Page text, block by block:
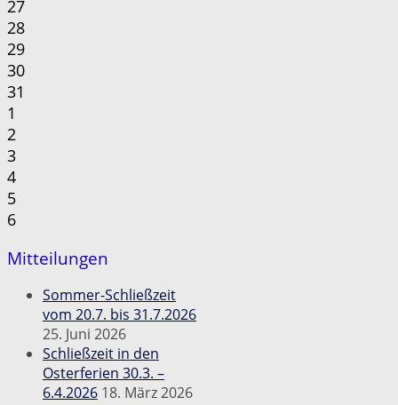
27
28
29
30
31
1
2
3
4
5
6
Mitteilungen
Sommer-Schließzeit
vom 20.7. bis 31.7.2026
25. Juni 2026
Schließzeit in den
Osterferien 30.3. –
6.4.2026 18. März 2026